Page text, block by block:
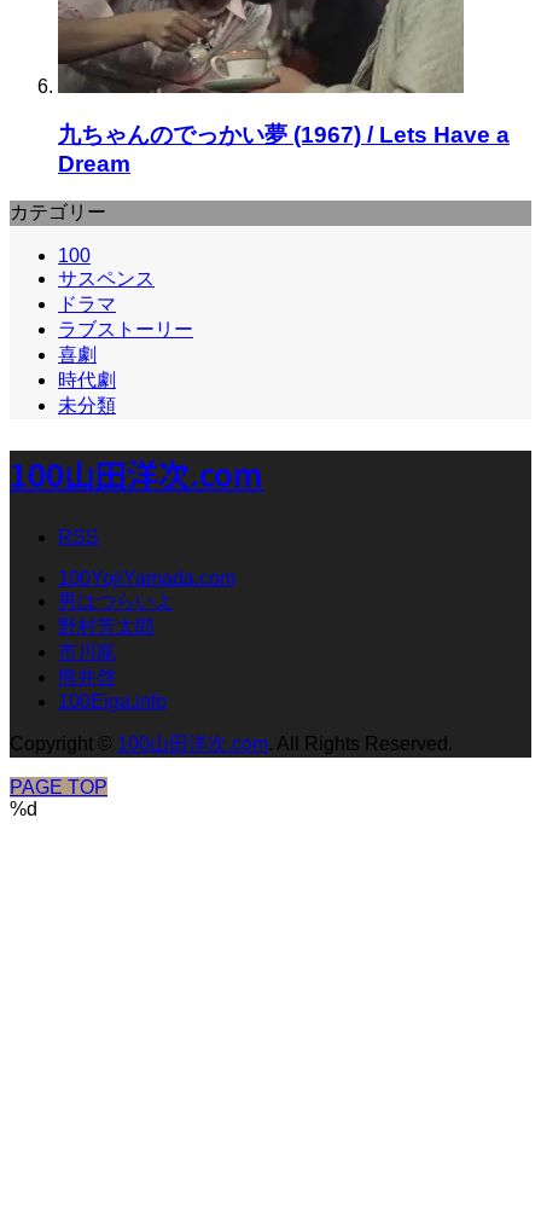
九ちゃんのでっかい夢 (1967) / Lets Have a
Dream
カテゴリー
100
サスペンス
ドラマ
ラブストーリー
喜劇
時代劇
未分類
100山田洋次.com
RSS
100YojiYamada.com
男はつらいよ
野村芳太郎
市川崑
熊井啓
100Eiga.info
Copyright © 100山田洋次.com. All Rights Reserved.
PAGE TOP
%d